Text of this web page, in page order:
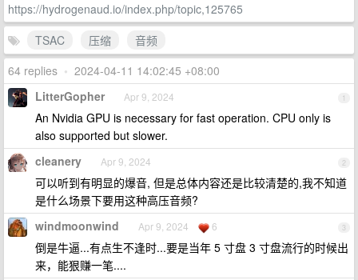
https://hydrogenaud.io/index.php/topic,125765
TSAC
压缩
音频
64 replies • 2024-04-11 14:02:45 +08:00
1
LitterGopher Apr 9, 2024
An Nvidia GPU is necessary for fast operation. CPU only is
also supported but slower.
2
cleanery Apr 9, 2024
可以听到有明显的爆音, 但是总体内容还是比较清楚的,我不知道
是什么场景下要用这种高压音频?
3
windmoonwind Apr 9, 2024 6
倒是牛逼...有点生不逢时...要是当年 5 寸盘 3 寸盘流行的时候出
来，能狠赚一笔....